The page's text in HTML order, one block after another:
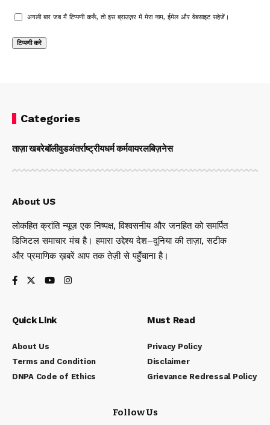
अगली बार जब मैं टिप्पणी करूँ, तो इस ब्राउज़र में मेरा नाम, ईमेल और वेबसाइट सहेजें।
Categories
ताज़ा खबरेबॉलीवुडअंतर्राष्ट्रीयधर्म कर्मवायरलबिज़नेस
About US
लोकहित क्रांति न्यूज़ एक निष्पक्ष, विश्वसनीय और जनहित को समर्पित
डिजिटल समाचार मंच है। हमारा उद्देश्य देश–दुनिया की ताज़ा, सटीक
और प्रमाणिक ख़बरें आप तक तेज़ी से पहुँचाना है।
Quick Link
About Us
Terms and Condition
DNPA Code of Ethics
Must Read
Privacy Policy
Disclaimer
Grievance Redressal Policy
Follow Us